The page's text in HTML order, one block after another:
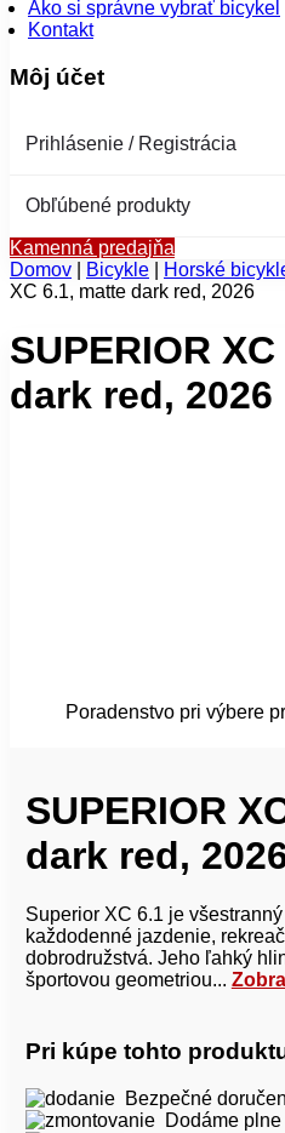
Ako si správne vybrať bicykel
Kontakt
Môj účet
Prihlásenie / Registrácia
Obľúbené produkty
Kamenná predajňa
Domov
Bicykle Horské
XC 6.1, matte dark red, 2026
SUPERIOR
dark red, 2026
Poradenstvo pri výbere
SUPERIOR
dark red,
Superior XC 6.1 je
každodenné jazdenie,
dobrodružstvá. Jeho ľahký
športovou geometriou...
Pri kúpe tohto
Bezpečné
Dodáme